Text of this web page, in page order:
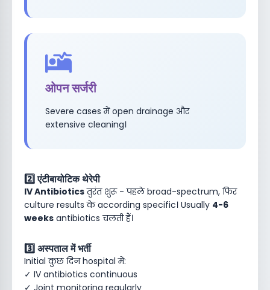
ओपन सर्जरी
Severe cases में open drainage और
extensive cleaning।
2️⃣ एंटीबायोटिक थेरेपी
IV Antibioticsतुरंत शुरू - पहले broad-spectrum, फिर
culture results के according specific। Usually 4-6
weeks antibiotics चलती हैं।
3️⃣ अस्पताल में भर्ती
Initial कुछ दिन hospital में:
✓ IV antibiotics continuous
✓ Joint monitoring regularly